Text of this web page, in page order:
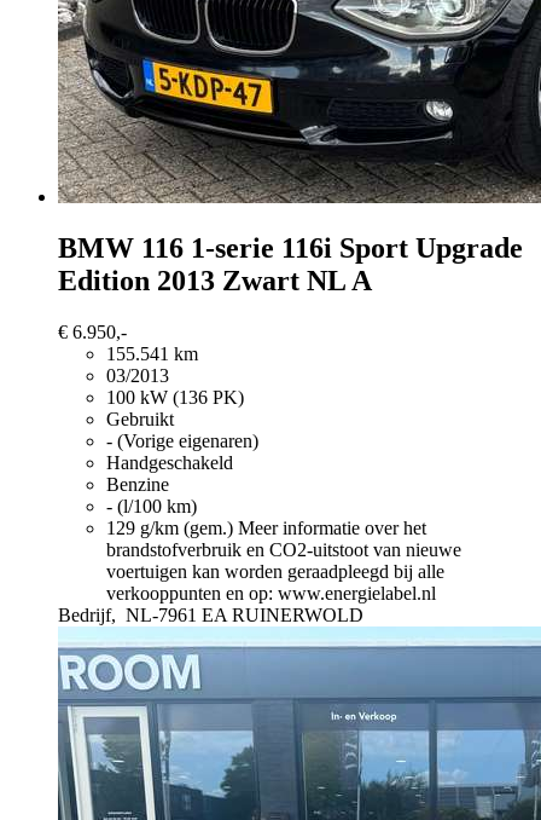
BMW 116 1-serie 116i Sport Upgrade
Edition 2013 Zwart NL A
€ 6.950,-
155.541 km
03/2013
100 kW (136 PK)
Gebruikt
- (Vorige eigenaren)
Handgeschakeld
Benzine
- (l/100 km)
129 g/km (gem.) Meer informatie over het
brandstofverbruik en CO2-uitstoot van nieuwe
voertuigen kan worden geraadpleegd bij alle
verkooppunten en op: www.energielabel.nl
Bedrijf, NL-7961 EA RUINERWOLD